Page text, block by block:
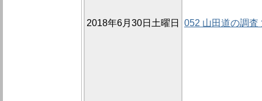
2018年6月30日土曜日 052 山田道の調査